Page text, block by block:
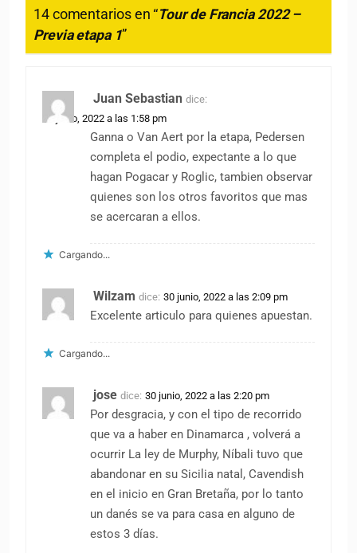
14 comentarios en “Tour de Francia 2022 –
Previa etapa 1”
Juan Sebastian dice:
30 junio, 2022 a las 1:58 pm
Ganna o Van Aert por la etapa, Pedersen
completa el podio, expectante a lo que
hagan Pogacar y Roglic, tambien observar
quienes son los otros favoritos que mas
se acercaran a ellos.
Cargando...
Wilzam dice: 30 junio, 2022 a las 2:09 pm
Excelente articulo para quienes apuestan.
Cargando...
jose dice: 30 junio, 2022 a las 2:20 pm
Por desgracia, y con el tipo de recorrido
que va a haber en Dinamarca , volverá a
ocurrir La ley de Murphy, Níbali tuvo que
abandonar en su Sicilia natal, Cavendish
en el inicio en Gran Bretaña, por lo tanto
un danés se va para casa en alguno de
estos 3 días.